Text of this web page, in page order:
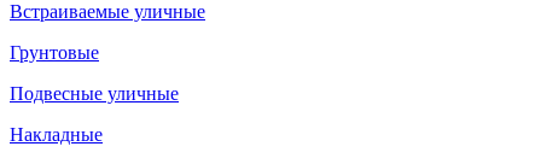
Встраиваемые уличные
Грунтовые
Подвесные уличные
Накладные